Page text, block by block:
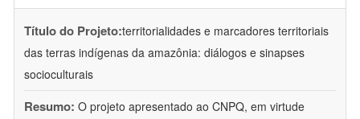
Título do Projeto:territorialidades e marcadores territoriais
das terras indígenas da amazônia: diálogos e sinapses
socioculturais
Resumo: O projeto apresentado ao CNPQ, em virtude